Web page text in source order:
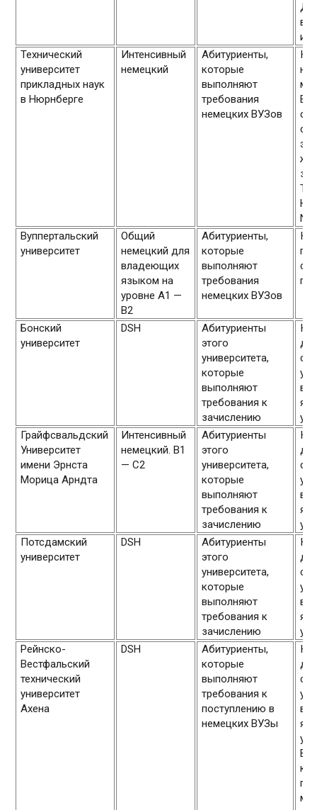
в
Технический
университет
прикладных наук
в Нюрнберге
Интенсивный
немецкий
Абитуриенты,
которые
выполняют
требования
немецких ВУЗов
Вуппертальский
университет
Общий
немецкий для
владеющих
языком на
уровне А1 —
В2
Абитуриенты,
которые
выполняют
требования
немецких ВУЗов
Бонский
университет
DSH
Абитуриенты
этого
университета,
которые
выполняют
требования к
зачислению
К
Грайфсвальдский
Университет
имени Эрнста
Морица Арндта
Интенсивный
немецкий. B1
— С2
Абитуриенты
этого
университета,
которые
выполняют
требования к
зачислению
К
Потсдамский
университет
DSH
Абитуриенты
этого
университета,
которые
выполняют
требования к
зачислению
К
Рейнско-
Вестфальский
технический
университет
Ахена
DSH
Абитуриенты,
которые
выполняют
требования к
поступлению в
немецких ВУЗы
К